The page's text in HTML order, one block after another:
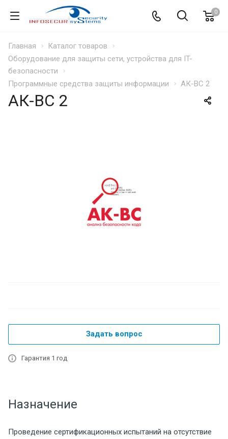
0
Главная
Каталог товаров
Оборудование для защиты сети, устройства для IT-
безопасности
Программные средства защиты информации
АК-ВС 2
АК-ВС 2
Задать вопрос
Гарантия 1 год
Назначение
Проведение сертификационных испытаний на отсутствие